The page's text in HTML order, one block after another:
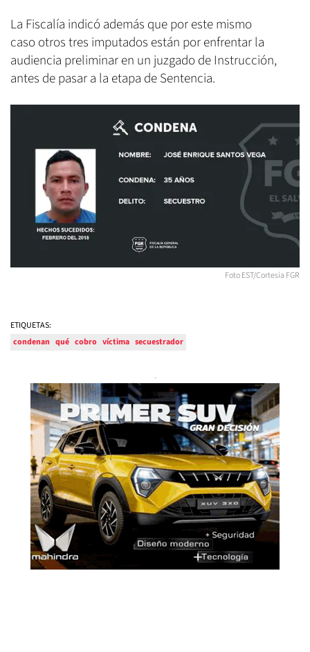
La Fiscalía indicó además que por este mismo
caso otros tres imputados están por enfrentar la
audiencia preliminar en un juzgado de Instrucción,
antes de pasar a la etapa de Sentencia.
Foto EST/Cortesía FGR
ETIQUETAS:
condenan qué cobro víctima secuestrador